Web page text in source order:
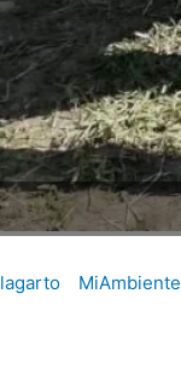
lagarto MiAmbiente